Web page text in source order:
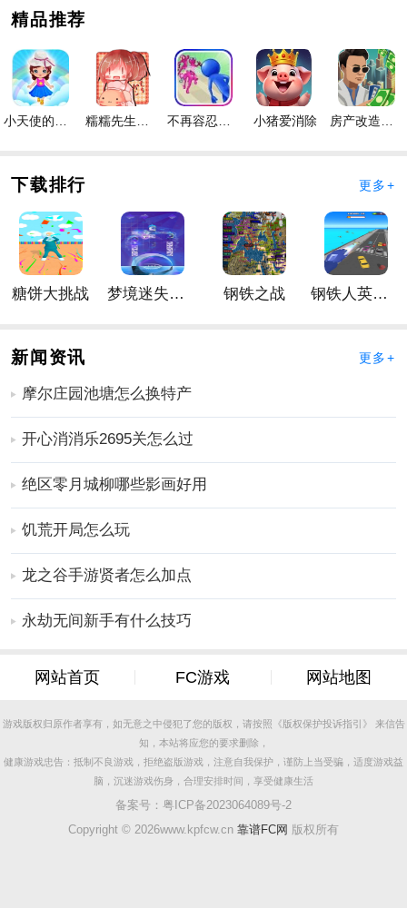
入地了解医疗服务。
手游优势
1、与现实医疗领域的联系可使玩家更好地了解医疗保健
行业的现状和变化。
2、手游中的新手教程可以帮助玩家快速上手和熟悉手游
3、手游的各项功能和内容得到了完善和严格的检查，确
托卡世界明星医生手游怎么玩
1、玩家可以通过点击患者、设施或任务列表来启动手
游。
2、对于有求知欲的玩家，新手教程可以给予他们关于托
3、在您建设设施、治疗患者或接受挑战任务的过程中，
特点。
更多好玩实用的手游，请持续关注
精品推荐
小天使的冒险手游 糯糯先生的面包店手游 不再容忍手游 小猪爱消除 房产改造王游戏手机版手游
下载排行 更多+
糖饼大挑战 梦境迷失星辰 钢铁之战 钢铁人英雄3D
新闻资讯 更多+
摩尔庄园池塘怎么换特产
开心消消乐2695关怎么过
绝区零月城柳哪些影画好用
饥荒开局怎么玩
龙之谷手游贤者怎么加点
永劫无间新手有什么技巧
网站首页 FC游戏 网站地图
游戏版权归原作者享有，如无意之中侵犯了您的版权，请按照《版权保护投诉指引》 来信告
知，本站将应您的要求删除，
健康游戏忠告：抵制不良游戏，拒绝盗版游戏，注意自我保护，谨防上当受骗，适度游戏益
脑，沉迷游戏伤身，合理安排时间，享受健康生活
备案号： 粤ICP备2023064089号-2
Copyright © 2026www.kpfcw.cn 靠谱FC网 版权所有